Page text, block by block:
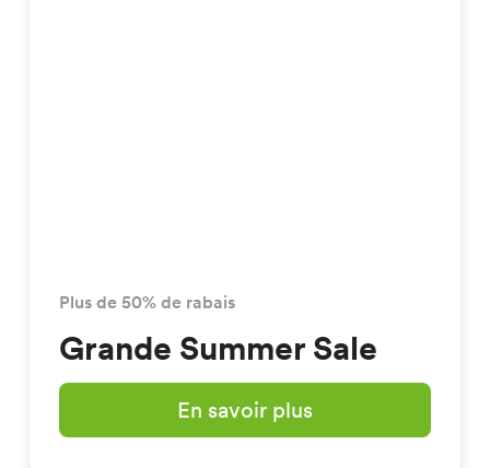
Plus de 50% de rabais
Grande Summer Sale
En savoir plus